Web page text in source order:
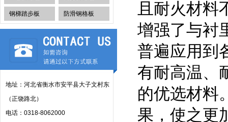
钢梯踏步板 防滑钢格板
地址：河北省衡水市安平县大子文村东
（正饶路北）
电话：0318-8062000
且耐火材料
增强了与衬
普遍应用到
有耐高温、
的优选材料
果，使之更